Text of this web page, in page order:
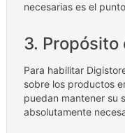
necesarias es el
3.
Para habilitar
sobre los productos
puedan mantener su
absolutamente